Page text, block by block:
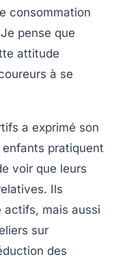
consommation
pense que
attitude
à se
a exprimé son
pratiquent
voir que leurs
Ils
actifs, mais aussi
sur
des